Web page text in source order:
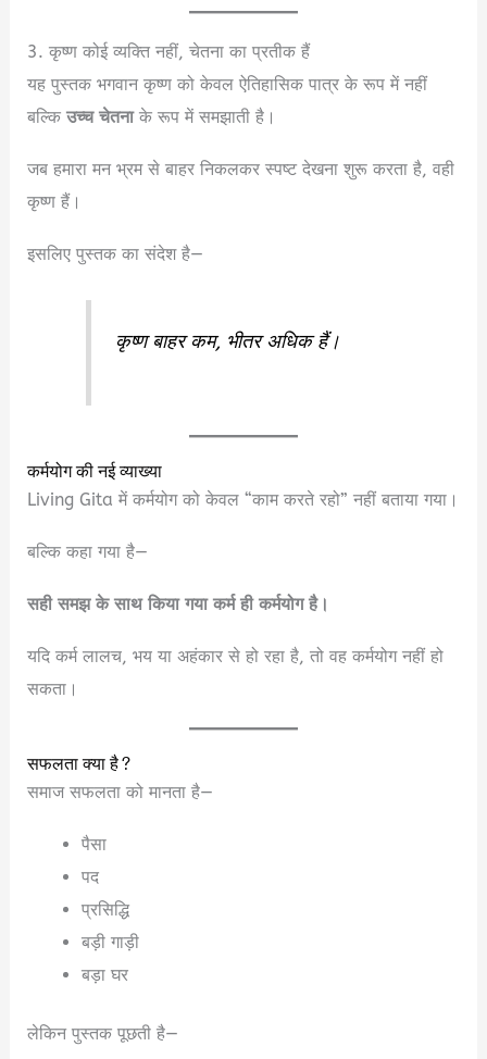
3. कृष्ण कोई व्यक्ति नहीं, चेतना का प्रतीक हैं
यह पुस्तक भगवान कृष्ण को केवल ऐतिहासिक पात्र के रूप में नहीं
बल्किउच्च चेतनाके रूप में समझाती है।
जब हमारा मन भ्रम से बाहर निकलकर स्पष्ट देखना शुरू करता है, वही
कृष्ण हैं।
इसलिए पुस्तक का संदेश है—
कृष्ण बाहर कम, भीतर अधिक हैं।
कर्मयोग की नई व्याख्या
Living Gita में कर्मयोग को केवल “काम करते रहो” नहीं बताया गया।
बल्कि कहा गया है—
सही समझ के साथ किया गया कर्म ही कर्मयोग है।
यदि कर्म लालच, भय या अहंकार से हो रहा है, तो वह कर्मयोग नहीं हो
सकता।
सफलता क्या है?
समाज सफलता को मानता है—
पैसा
पद
प्रसिद्धि
बड़ी गाड़ी
बड़ा घर
लेकिन पुस्तक पूछती है—